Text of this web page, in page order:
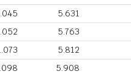
5.631
5.763
5.812
5.908